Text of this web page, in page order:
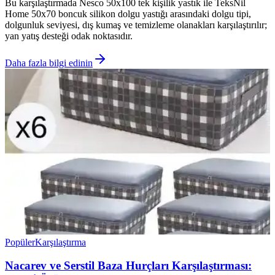
Bu karşılaştırmada Nesco 50x100 tek kişilik yastık ile TeksNil
Home 50x70 boncuk silikon dolgu yastığı arasındaki dolgu tipi,
dolgunluk seviyesi, dış kumaş ve temizleme olanakları karşılaştırılır;
yan yatış desteği odak noktasıdır.
Daha fazla bilgi edinin
PopülerKarşılaştırma
Nacarev ve Serstil Baza Hurçları Karşılaştırması: